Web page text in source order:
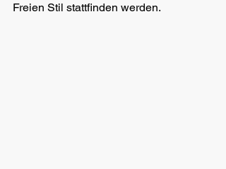
Freien Stil stattfinden werden.